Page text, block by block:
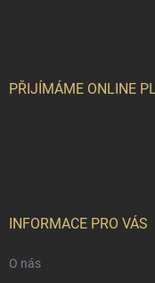
PŘIJÍMÁME ONLINE
INFORMACE PRO VÁS
O nás